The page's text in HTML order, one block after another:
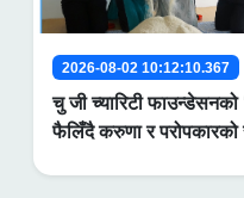
2026-08-02 10:12:10.367
चु जी च्यारिटी फाउन्डेसनको
फैलिँदै करुणा र